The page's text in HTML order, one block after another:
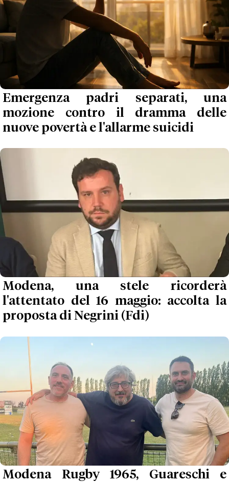
Emergenza padri separati, una
mozione contro il dramma delle
nuove povertà e l'allarme suicidi
Modena, una stele ricorderà
l'attentato del 16 maggio: accolta la
proposta di Negrini (Fdi)
Modena Rugby 1965, Guareschi e